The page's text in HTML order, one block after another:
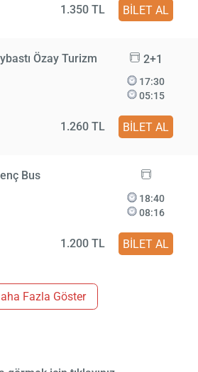
1.350 TL BİLET AL
Özay Turizm 2+1
17:30
05:15
1.260 TL BİLET AL
Bus
18:40
08:16
1.200 TL BİLET AL
Fazla Göster